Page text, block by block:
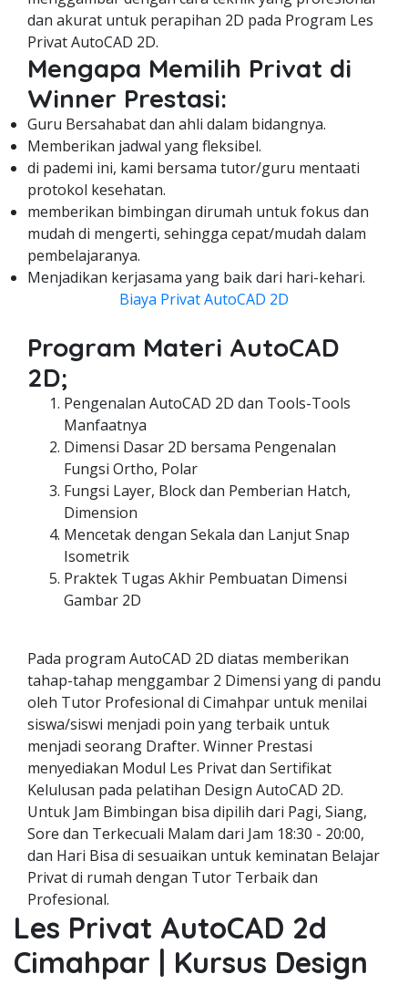
dan akurat untuk perapihan 2D pada Program Les
Privat AutoCAD 2D.
Mengapa Memilih Privat di
Winner Prestasi:
Guru Bersahabat dan ahli dalam bidangnya.
Memberikan jadwal yang fleksibel.
di pademi ini, kami bersama tutor/guru mentaati
protokol kesehatan.
memberikan bimbingan dirumah untuk fokus dan
mudah di mengerti, sehingga cepat/mudah dalam
pembelajaranya.
Menjadikan kerjasama yang baik dari hari-kehari.
Biaya Privat AutoCAD 2D
Program Materi AutoCAD
2D;
Pengenalan AutoCAD 2D dan Tools-Tools
Manfaatnya
Dimensi Dasar 2D bersama Pengenalan
Fungsi Ortho, Polar
Fungsi Layer, Block dan Pemberian Hatch,
Dimension
Mencetak dengan Sekala dan Lanjut Snap
Isometrik
Praktek Tugas Akhir Pembuatan Dimensi
Gambar 2D
Pada program AutoCAD 2D diatas memberikan
tahap-tahap menggambar 2 Dimensi yang di pandu
oleh Tutor Profesional di Cimahpar untuk menilai
siswa/siswi menjadi poin yang terbaik untuk
menjadi seorang Drafter. Winner Prestasi
menyediakan Modul Les Privat dan Sertifikat
Kelulusan pada pelatihan Design AutoCAD 2D.
Untuk Jam Bimbingan bisa dipilih dari Pagi, Siang,
Sore dan Terkecuali Malam dari Jam 18:30 - 20:00,
dan Hari Bisa di sesuaikan untuk keminatan Belajar
Privat di rumah dengan Tutor Terbaik dan
Profesional.
Les Privat AutoCAD 2d
Cimahpar | Kursus Design